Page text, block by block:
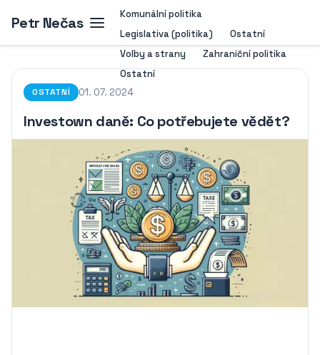
Petr Nečas
Komunální politika
Legislativa (politika)
Ostatní
Volby a strany
Zahraniční politika
Ostatní
OSTATNÍ 01. 07. 2024
Investown daně: Co potřebujete vědět?